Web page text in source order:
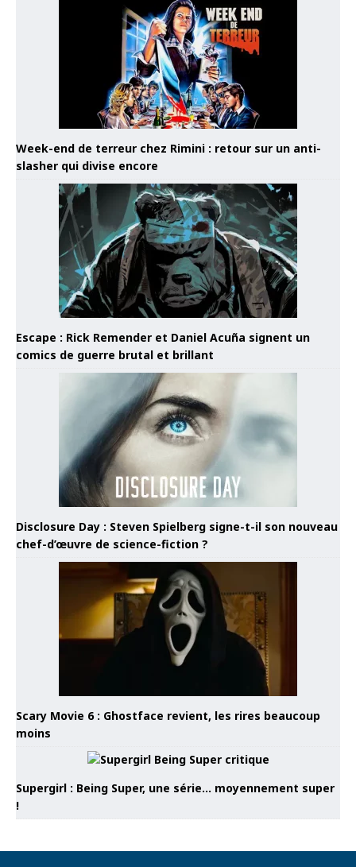
Week-end de terreur chez Rimini : retour sur un anti-
slasher qui divise encore
Escape : Rick Remender et Daniel Acuña signent un
comics de guerre brutal et brillant
Disclosure Day : Steven Spielberg signe-t-il son nouveau
chef-d’œuvre de science-fiction ?
Scary Movie 6 : Ghostface revient, les rires beaucoup
moins
Supergirl : Being Super, une série… moyennement super
!